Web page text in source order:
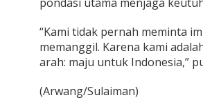
“Kami tidak pernah meminta
memanggil. Karena kami
arah: maju untuk Indonesia,”
(Arwang/Sulaiman)